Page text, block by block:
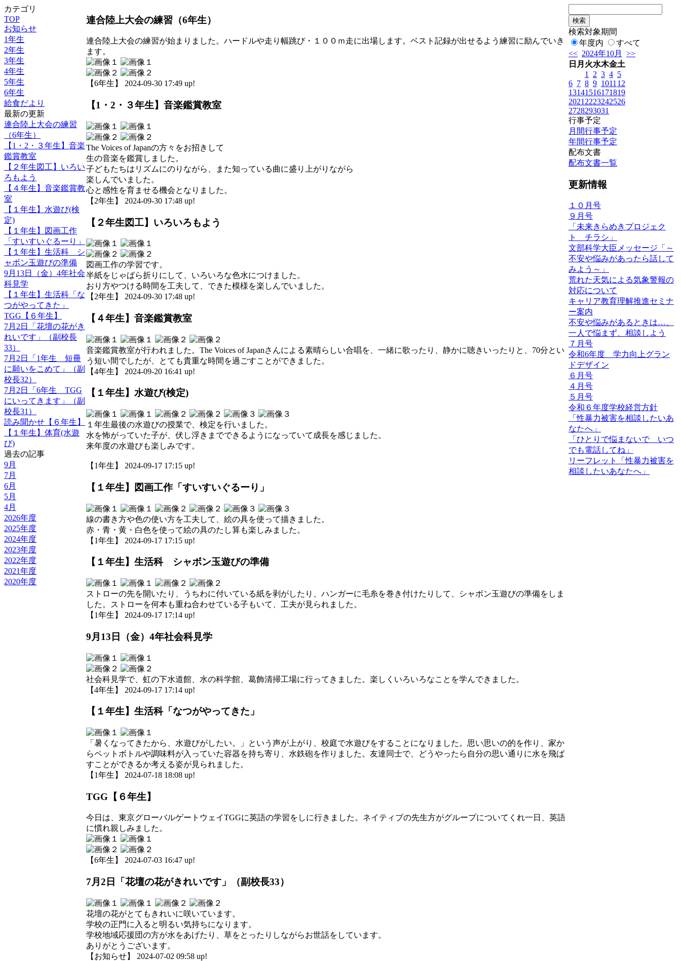
カテゴリ
TOP
お知らせ
1年生
2年生
3年生
4年生
5年生
6年生
給食だより
最新の更新
連合陸上大会の練習
（6年生）
【1・2・３年生】音楽
鑑賞教室
【２年生図工】いろい
ろもよう
【４年生】音楽鑑賞教
室
【１年生】水遊び(検
定)
【１年生】図画工作
「すいすいぐるーり」
【１年生】生活科 シ
ャボン玉遊びの準備
9月13日（金）4年社会
科見学
【１年生】生活科「な
つがやってきた」
TGG【６年生】
7月2日「花壇の花がき
れいです」（副校長
33）
7月2日「1年生 短冊
に願いをこめて」（副
校長32）
7月2日「6年生 TGG
にいってきます」（副
校長31）
読み聞かせ【６年生】
【１年生】体育(水遊
び)
過去の記事
9月
7月
6月
5月
4月
2026年度
2025年度
2024年度
2023年度
2022年度
2021年度
2020年度
連合陸上大会の練習（6年生）
連合陸上大会の練習が始まりました。ハードルや走り幅跳び・１００ｍ走に出場します。ベスト記録が出せるよう練習に励んでいき
ます。
【6年生】 2024-09-30 17:49 up!
【1・2・３年生】音楽鑑賞教室
The Voices of Japanの方々をお招きして
生の音楽を鑑賞しました。
子どもたちはリズムにのりながら、また知っている曲に盛り上がりながら
楽しんでいました。
心と感性を育ませる機会となりました。
【2年生】 2024-09-30 17:48 up!
【２年生図工】いろいろもよう
図画工作の学習です。
半紙をじゃばら折りにして、いろいろな色水につけました。
おり方やつける時間を工夫して、できた模様を楽しんでいました。
【2年生】 2024-09-30 17:48 up!
【４年生】音楽鑑賞教室
音楽鑑賞教室が行われました。The Voices of Japanさんによる素晴らしい合唱を、一緒に歌ったり、静かに聴きいったりと、70分とい
う短い間でしたが、とても貴重な時間を過ごすことができました。
【4年生】 2024-09-20 16:41 up!
【１年生】水遊び(検定)
１年生最後の水遊びの授業で、検定を行いました。
水を怖がっていた子が、伏し浮きまでできるようになっていて成長を感じました。
来年度の水遊びも楽しみです。
【1年生】 2024-09-17 17:15 up!
【１年生】図画工作「すいすいぐるーり」
線の書き方や色の使い方を工夫して、絵の具を使って描きました。
赤・青・黄・白色を使って絵の具のたし算も楽しみました。
【1年生】 2024-09-17 17:15 up!
【１年生】生活科 シャボン玉遊びの準備
ストローの先を開いたり、うちわに付いている紙を剥がしたり、ハンガーに毛糸を巻き付けたりして、シャボン玉遊びの準備をしま
した。ストローを何本も重ね合わせている子もいて、工夫が見られました。
【1年生】 2024-09-17 17:14 up!
9月13日（金）4年社会科見学
社会科見学で、虹の下水道館、水の科学館、葛飾清掃工場に行ってきました。楽しくいろいろなことを学んできました。
【4年生】 2024-09-17 17:14 up!
【１年生】生活科「なつがやってきた」
「暑くなってきたから、水遊びがしたい。」という声が上がり、校庭で水遊びをすることになりました。思い思いの的を作り、家か
らペットボトルや調味料が入っていた容器を持ち寄り、水鉄砲を作りました。友達同士で、どうやったら自分の思い通りに水を飛ば
すことができるか考える姿が見られました。
【1年生】 2024-07-18 18:08 up!
TGG【６年生】
今日は、東京グローバルゲートウェイTGGに英語の学習をしに行きました。ネイティブの先生方がグループについてくれ一日、英語
に慣れ親しみました。
【6年生】 2024-07-03 16:47 up!
7月2日「花壇の花がきれいです」（副校長33）
花壇の花がとてもきれいに咲いています。
学校の正門に入ると明るい気持ちになります。
学校地域応援団の方が水をあげたり、草をとったりしながらお世話をしています。
ありがとうございます。
【お知らせ】 2024-07-02 09:58 up!
検索対象期間
年度内
すべて
<< 2024年10月
>>
日 月 火水木金土
1
2 3 4 5
6 7 8 9 1011 12
13141516171819
2021 2223242526
2728293031
行事予定
月間行事予定
年間行事予定
配布文書
配布文書一覧
更新情報
１０月号
９月号
「未来きらめきプロジェク
ト チラシ」
文部科学大臣メッセージ「～
不安や悩みがあったら話して
みよう～」
荒れた天気による気象警報の
対応について
キャリア教育理解推進セミナ
ー案内
不安や悩みがあるときは…、
一人で悩まず、相談しよう
７月号
令和6年度 学力向上グラン
ドデザイン
６月号
４月号
５月号
令和６年度学校経営方針
「性暴力被害を相談したいあ
なたへ」
「ひとりで悩まないで いつ
でも電話してね」
リーフレット「性暴力被害を
相談したいあなたへ」